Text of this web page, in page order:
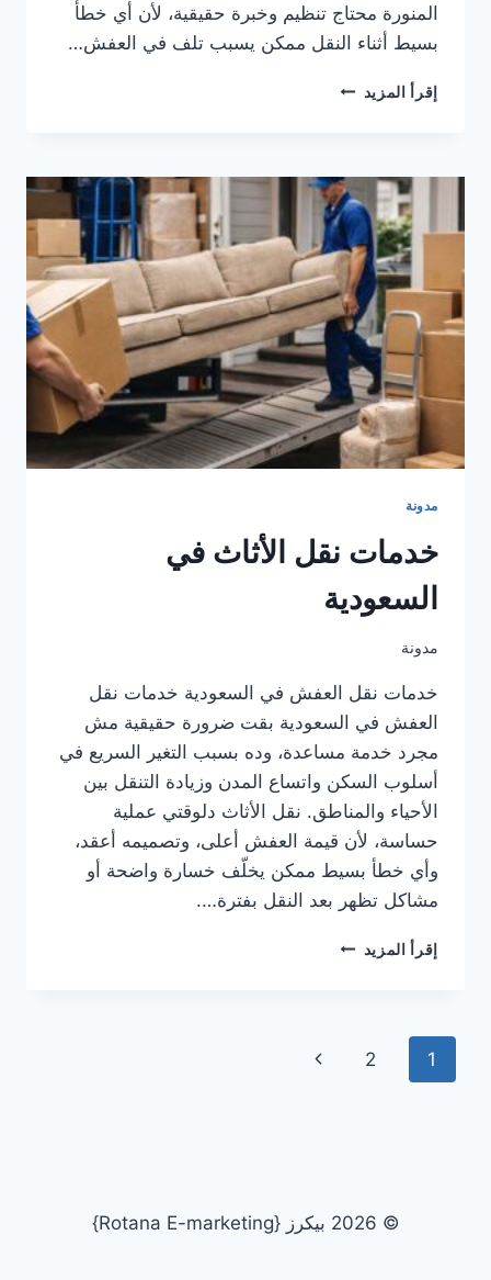
المنورة محتاج تنظيم وخبرة حقيقية، لأن أي خطأ
بسيط أثناء النقل ممكن يسبب تلف في العفش…
إقرأ المزيد خدمات
المنورة
مدونة
خدمات نقل الأثاث في
السعودية
مدونة
خدمات نقل العفش في السعودية خدمات نقل
العفش في السعودية بقت ضرورة حقيقية مش
مجرد خدمة مساعدة، وده بسبب التغير السريع في
أسلوب السكن واتساع المدن وزيادة التنقل بين
الأحياء والمناطق. نقل الأثاث دلوقتي عملية
حساسة، لأن قيمة العفش أعلى، وتصميمه أعقد،
وأي خطأ بسيط ممكن يخلّف خسارة واضحة أو
مشاكل تظهر بعد النقل بفترة….
إقرأ المزيد خدمات
تنقل
1
2
الصفحة
© 2026 بيكرز {Rotana E-marketing}